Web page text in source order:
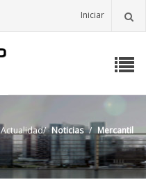
Iniciar
Actualidad/ Noticias / Mercantil